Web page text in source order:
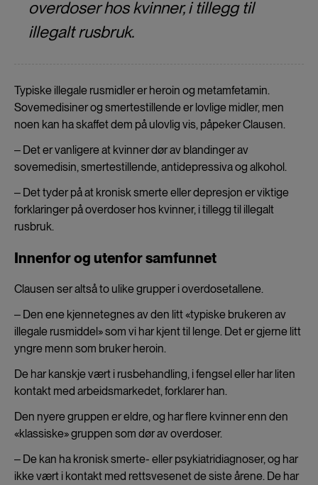
overdoser hos kvinner, i tillegg til
illegalt rusbruk.
Typiske illegale rusmidler er heroin og metamfetamin.
Sovemedisiner og smertestillende er lovlige midler, men
noen kan ha skaffet dem på ulovlig vis, påpeker Clausen.
‒ Det er vanligere at kvinner dør av blandinger av
sovemedisin, smertestillende, antidepressiva og alkohol.
‒ Det tyder på at kronisk smerte eller depresjon er viktige
forklaringer på overdoser hos kvinner, i tillegg til illegalt
rusbruk.
Innenfor og utenfor samfunnet
Clausen ser altså to ulike grupper i overdosetallene.
‒ Den ene kjennetegnes av den litt «typiske brukeren av
illegale rusmiddel» som vi har kjent til lenge. Det er gjerne litt
yngre menn som bruker heroin.
De har kanskje vært i rusbehandling, i fengsel eller har liten
kontakt med arbeidsmarkedet, forklarer han.
Den nyere gruppen er eldre, og har flere kvinner enn den
«klassiske» gruppen som dør av overdoser.
‒ De kan ha kronisk smerte- eller psykiatridiagnoser, og har
ikke vært i kontakt med rettsvesenet de siste årene. De har